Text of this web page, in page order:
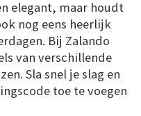
elegant, maar houdt
nog eens heerlijk
Bij Zalando
van verschillende
Sla snel je slag en
toe te voegen